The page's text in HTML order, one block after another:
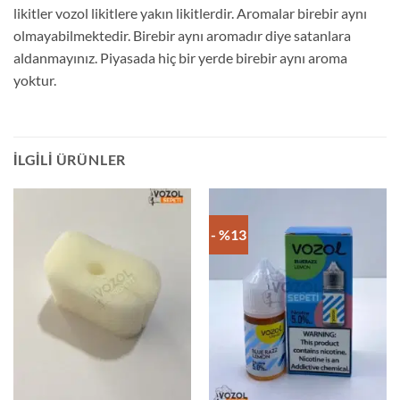
likitler vozol likitlere yakın likitlerdir. Aromalar birebir aynı
olmayabilmektedir. Birebir aynı aromadır diye satanlara
aldanmayınız. Piyasada hiç bir yerde birebir aynı aroma
yoktur.
İLGILI ÜRÜNLER
- %13